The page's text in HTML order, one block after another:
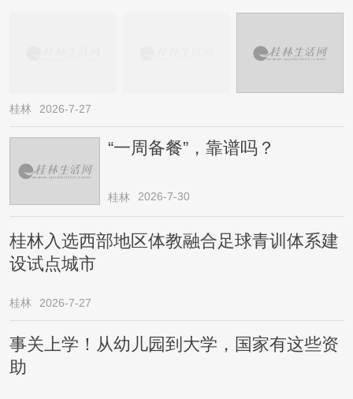
桂林 2026-7-27
“一周备餐”，靠谱吗？
桂林 2026-7-30
桂林入选西部地区体教融合足球青训体系建
设试点城市
桂林 2026-7-27
事关上学！从幼儿园到大学，国家有这些资
助